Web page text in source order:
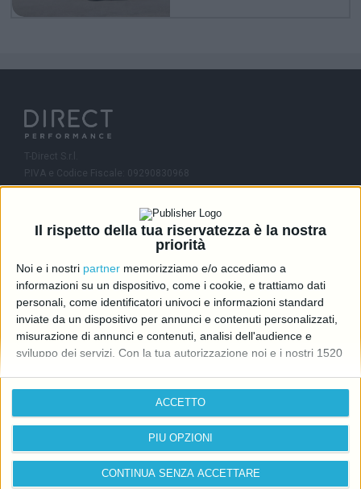
Il rispetto della tua riservatezza è la nostra
priorità
Noi e i nostri partner memorizziamo e/o accediamo a
informazioni su un dispositivo, come i cookie, e trattiamo dati
personali, come identificatori univoci e informazioni standard
inviate da un dispositivo per annunci e contenuti personalizzati,
misurazione di annunci e contenuti, analisi dell'audience e
sviluppo dei servizi. Con la tua autorizzazione noi e i nostri 1520
identificazione tramite la scansione del dispositivo. Puoi fare clic
per consentire a noi e ai nostri partner il trattamento per le
finalità sopra descritte. In alternativa puoi fare clic per negare il
consenso o accedere a informazioni più dettagliate e modificare
le tue preferenze prima di acconsentire. Si rende noto che
alcuni trattamenti dei dati personali possono non richiedere il tuo
PIÙ OPZIONI
CONTINUA SENZA ACCETTARE
ACCETTO
T-Direct S.r.l.
P.IVA e Codice Fiscale: 09290830968
R.E.A.: MI-2081245
Capitale Sociale: 46.336,00 i.v.
Contatti
info@directcarmotori.it
+39 02 6474 1401
Viale Sarca 336, 20126 Milano (MI)
Edificio Sedici
Follow us
Cookie Policy